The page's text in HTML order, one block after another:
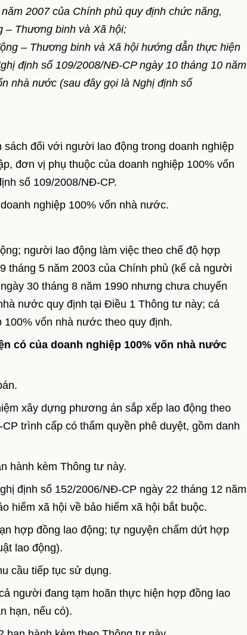
2007 của Chính phủ quy định chức năng,
– Thương binh và Xã hội;
– Thương binh và Xã hội hướng dẫn thực hiện
định số 109/2008/NĐ-CP ngày 10 tháng 10 năm
nhà nước (sau đây gọi là Nghị định số
đối với người lao động trong doanh nghiệp
đơn vị phụ thuộc của doanh nghiệp 100% vốn
số 109/2008/NĐ-CP.
nghiệp 100% vốn nhà nước.
người lao động làm việc theo chế độ hợp
tháng 5 năm 2003 của Chính phủ (kể cả người
30 tháng 8 năm 1990 nhưng chưa chuyển
nước quy định tại Điều 1 Thông tư này; cá
vốn nhà nước theo quy định.
có của doanh nghiệp 100% vốn nhà nước
xây dựng phương án sắp xếp lao động theo
trình cấp có thẩm quyền phê duyệt, gồm danh
hành kèm Thông tư này.
định số 152/2006/NĐ-CP ngày 22 tháng 12 năm
hiểm xã hội về bảo hiểm xã hội bắt buộc.
hợp đồng lao động; tự nguyện chấm dứt hợp
lao động).
cầu tiếp tục sử dụng.
người đang tạm hoãn thực hiện hợp đồng lao
hạn, nếu có).